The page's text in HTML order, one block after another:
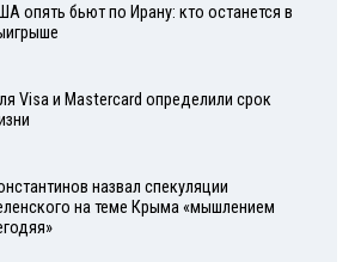
опять бьют по Ирану: кто останется в
Visа и Mastercard определили срок
назвал спекуляции
на теме Крыма «мышлением